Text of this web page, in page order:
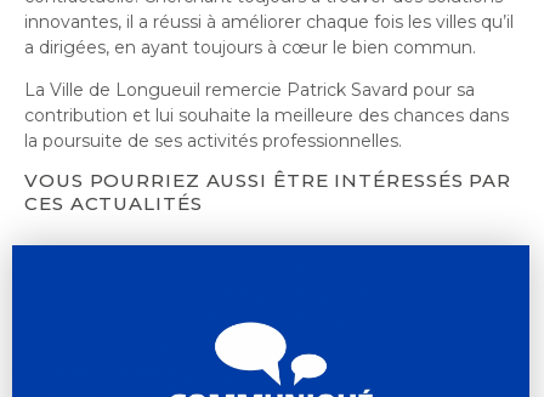
innovantes, il a réussi à améliorer chaque fois les villes qu’il
a dirigées, en ayant toujours à cœur le bien commun.
La Ville de Longueuil remercie Patrick Savard pour sa
contribution et lui souhaite la meilleure des chances dans
la poursuite de ses activités professionnelles.
VOUS POURRIEZ AUSSI ÊTRE INTÉRESSÉS PAR
CES ACTUALITÉS